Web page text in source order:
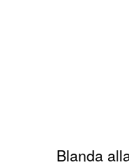
Blanda